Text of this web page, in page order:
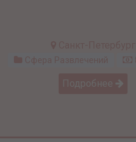
Сфера Развлечений
Подробнее